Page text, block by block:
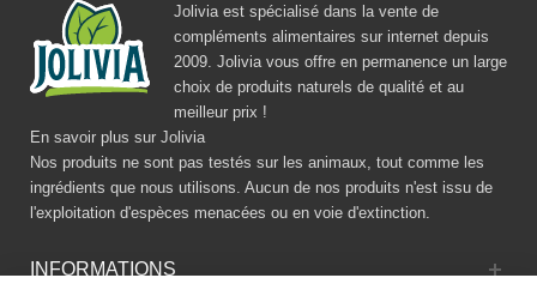
Jolivia est spécialisé dans la vente de
compléments alimentaires sur internet depuis
2009. Jolivia vous offre en permanence un large
choix de produits naturels de qualité et au
meilleur prix !
En savoir plus sur Jolivia
Nos produits ne sont pas testés sur les animaux, tout comme les
ingrédients que nous utilisons. Aucun de nos produits n'est issu de
l'exploitation d'espèces menacées ou en voie d'extinction.
INFORMATIONS